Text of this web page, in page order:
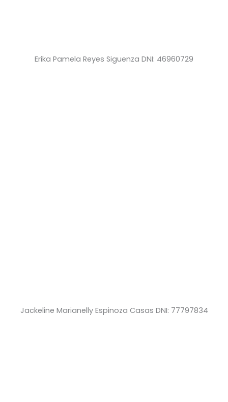
Erika Pamela Reyes Siguenza DNI: 46960729
Jackeline Marianelly Espinoza Casas DNI: 77797834